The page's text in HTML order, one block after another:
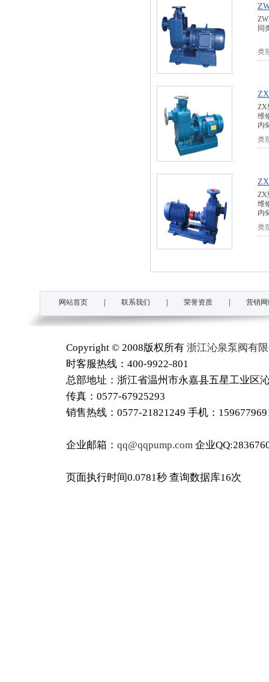
同
类
ZX
维
内
类
ZX
维
内
类
网站首页 联系我们 荣誉资质 营销
Copyright © 2008版权所有 浙江沁泉泵阀有
时客服热线：400-9922-801
总部地址：浙江省温州市永嘉县五星工业区
传真：0577-67925293
销售热线：0577-21821249 手机：
企业邮箱： qq@qqpump.com 企业
页面执行时间0.0781秒 查询数据库16次